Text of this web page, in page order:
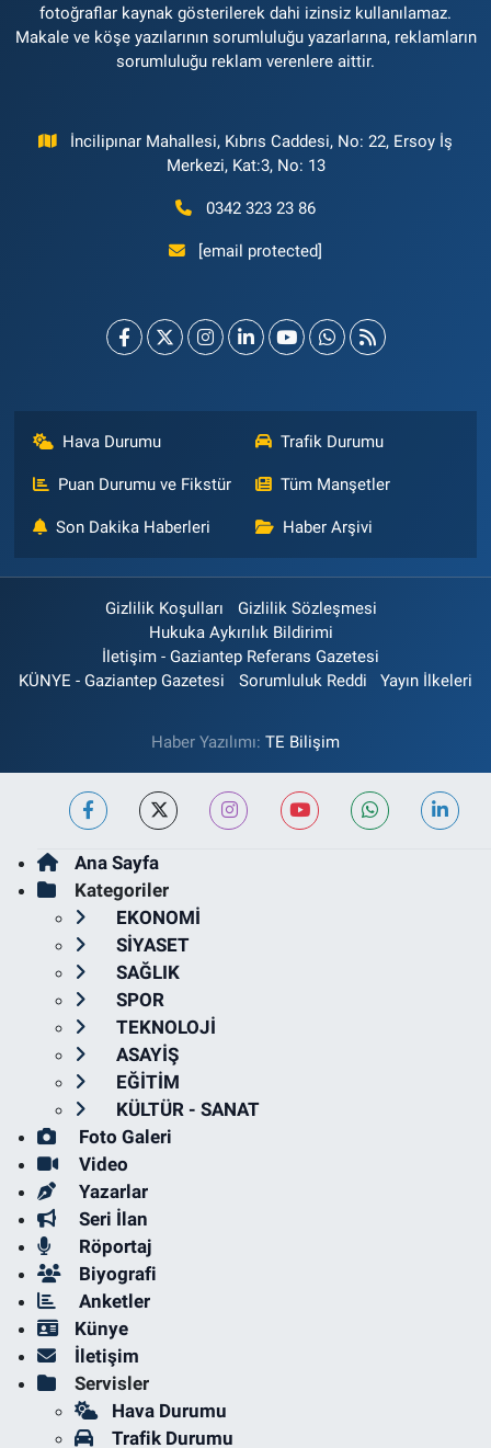
fotoğraflar kaynak gösterilerek dahi izinsiz kullanılamaz.
Makale ve köşe yazılarının sorumluluğu yazarlarına, reklamların
sorumluluğu reklam verenlere aittir.
İncilipınar Mahallesi, Kıbrıs Caddesi, No: 22, Ersoy İş
Merkezi, Kat:3, No: 13
0342 323 23 86
[email protected]
Hava Durumu Trafik Durumu
Puan Durumu ve Fikstür Tüm Manşetler
Son Dakika Haberleri Haber Arşivi
Gizlilik Koşulları
Gizlilik Sözleşmesi
Hukuka Aykırılık Bildirimi
İletişim - Gaziantep Referans Gazetesi
KÜNYE - Gaziantep Gazetesi
Sorumluluk Reddi Yayın İlkeleri
Haber Yazılımı: TE Bilişim
Ana Sayfa
Kategoriler
EKONOMİ
SİYASET
SAĞLIK
SPOR
TEKNOLOJİ
ASAYİŞ
EĞİTİM
KÜLTÜR - SANAT
Foto Galeri
Video
Yazarlar
Seri İlan
Röportaj
Biyografi
Anketler
Künye
İletişim
Servisler
Hava Durumu
Trafik Durumu